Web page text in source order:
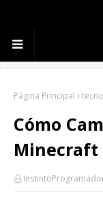
Página Principal
Cómo
Minecraft